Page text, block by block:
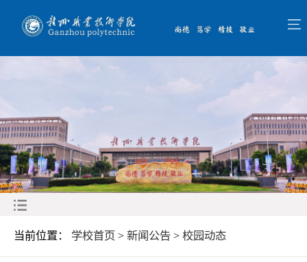
当前位置： 学校首页 > 新闻公告 > 校园动态